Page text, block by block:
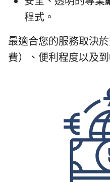
程式。
最適合您的服務取決
費）、便利程度以及到